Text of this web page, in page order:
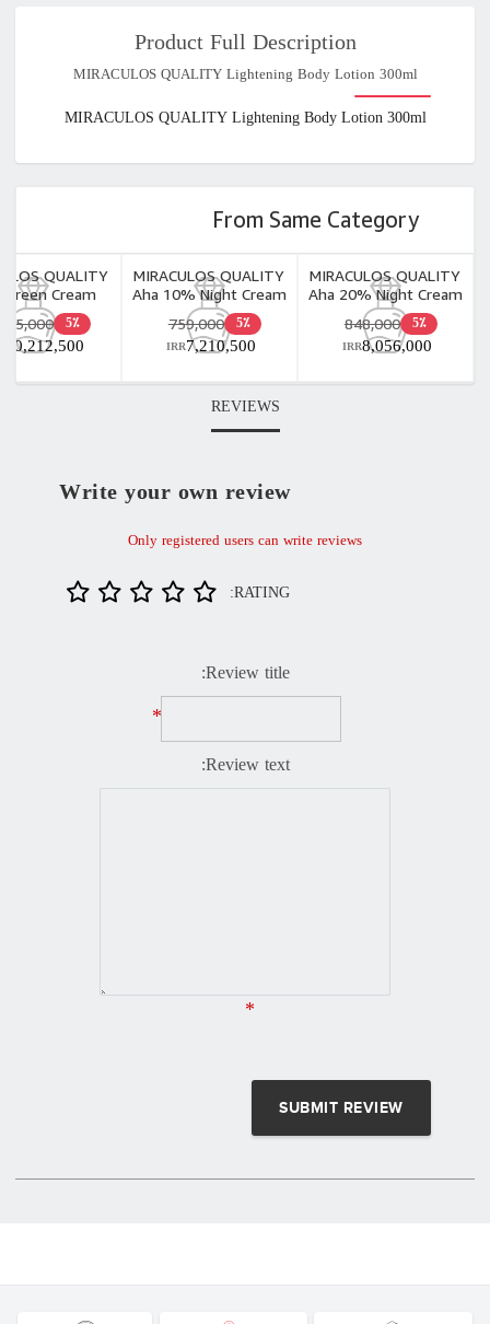
Product Full Description
MIRACULOS QUALITY Lightening Body Lotion 300ml
MIRACULOS QUALITY Lightening Body Lotion 300ml
From Same Category
QUALITY
Cream
Invisible
50ml
5٪
10,212,500
MIRACULOS QUALITY
Aha 10% Night Cream
30ml
5٪ 759,000
7,210,500
IRR
MIRACULOS QUALITY
Aha 20% Night Cream
30ml
5٪ 848,000
8,056,000
IRR
REVIEWS
Write your own review
Only registered users can write reviews
RATING:
Review title:
*
Review text:
*